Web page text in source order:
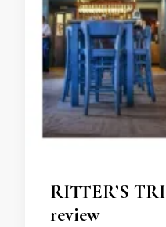
RITTER’S
review